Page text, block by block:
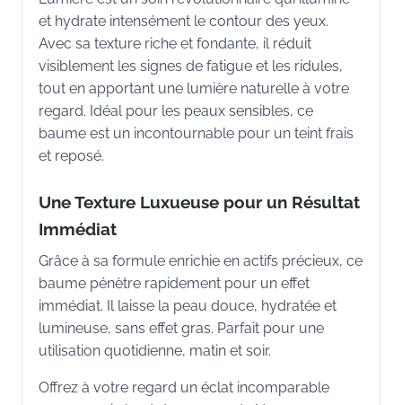
et hydrate intensément le contour des yeux.
Avec sa texture riche et fondante, il réduit
visiblement les signes de fatigue et les ridules,
tout en apportant une lumière naturelle à votre
regard. Idéal pour les peaux sensibles, ce
baume est un incontournable pour un teint frais
et reposé.
Une Texture Luxueuse pour un Résultat
Immédiat
Grâce à sa formule enrichie en actifs précieux, ce
baume pénètre rapidement pour un effet
immédiat. Il laisse la peau douce, hydratée et
lumineuse, sans effet gras. Parfait pour une
utilisation quotidienne, matin et soir.
Offrez à votre regard un éclat incomparable